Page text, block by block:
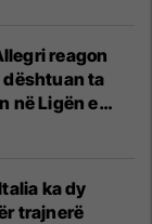
reagon
dështuan ta
në Ligën e
ka dy
trajnerë